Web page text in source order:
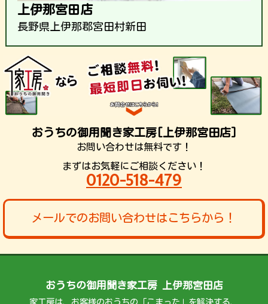
上伊那宮田店
長野県上伊那郡宮田村新田
おうちの御用聞き家工房[上伊那宮田店]
お問い合わせは無料です！
まずはお気軽にご相談ください！
0120-518-479
メールでのお問い合わせはこちらから！
おうちの御用聞き家工房 上伊那宮田店
家工房は、お客様のおうちの「こまった」を解決する、